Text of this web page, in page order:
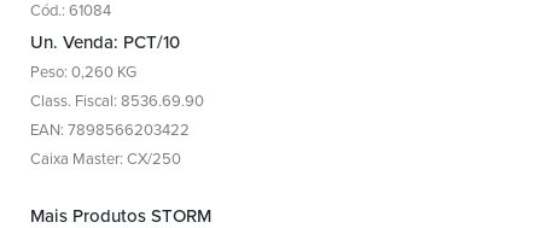
Cód.: 61084
Un. Venda: PCT/10
Peso: 0,260 KG
Class. Fiscal: 8536.69.90
EAN: 7898566203422
Caixa Master: CX/250
Mais Produtos STORM